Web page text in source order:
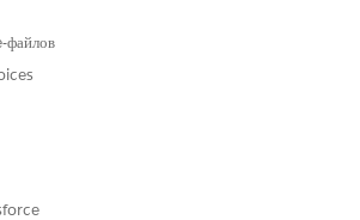
данных
и выберите пункт «
данных
файлов